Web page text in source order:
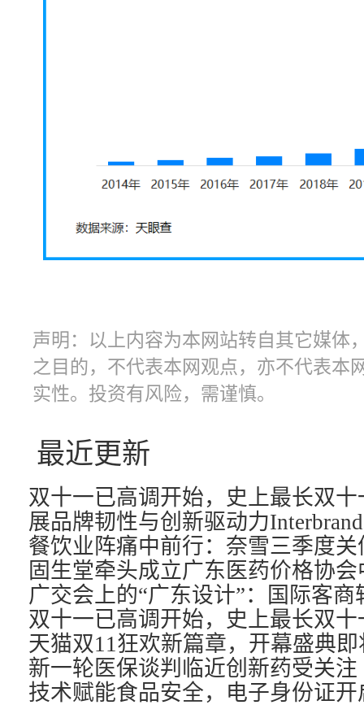
声明：以上内容为本网站转自其它媒体
之目的，不代表本网观点，亦不代表本
实性。投资有风险，需谨慎。
最近更新
天猫双11狂欢新篇章，开幕盛典